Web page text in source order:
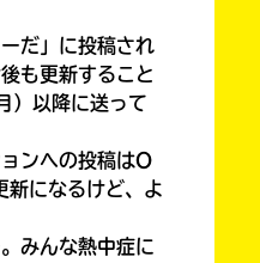
だ」に投稿され
も更新すること
以降に送って
ンへの投稿はO
になるけど、よ
みんな熱中症に